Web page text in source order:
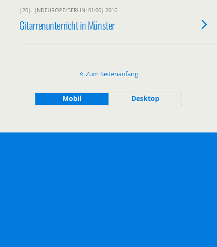
|20|. |NDEUROPE/BERLIN+01:00| 2016
Gitarrenunterricht in Münster
Zum Seitenanfang
Mobil Desktop